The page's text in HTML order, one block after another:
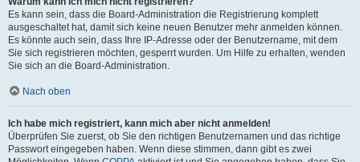
Es kann sein, dass die Board-Administration die Registrierung komplett
ausgeschaltet hat, damit sich keine neuen Benutzer mehr anmelden können.
Es könnte auch sein, dass Ihre IP-Adresse oder der Benutzername, mit dem
Sie sich registrieren möchten, gesperrt wurden. Um Hilfe zu erhalten, wenden
Sie sich an die Board-Administration.
Nach oben
Ich habe mich registriert, kann mich aber nicht anmelden!
Überprüfen Sie zuerst, ob Sie den richtigen Benutzernamen und das richtige
Passwort eingegeben haben. Wenn diese stimmen, dann gibt es zwei